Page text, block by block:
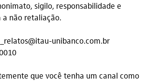
sigilo, responsabilidade e
a não retaliação.
unibanco.com.br
que você tenha um canal como